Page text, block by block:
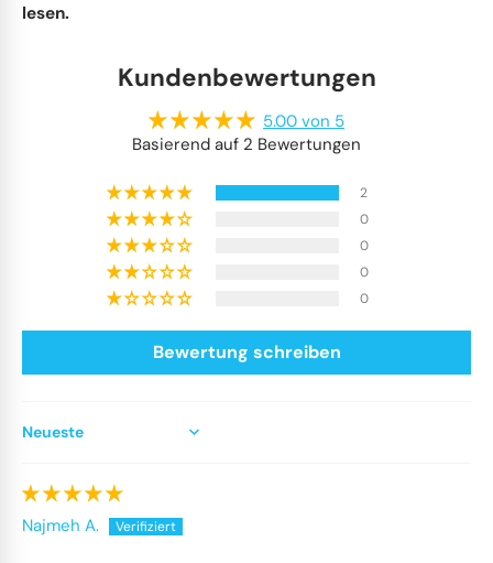
lesen.
Kundenbewertungen
5.00 von 5
Basierend auf 2 Bewertungen
2
0
0
0
0
Bewertung schreiben
Sort by
Najmeh A.